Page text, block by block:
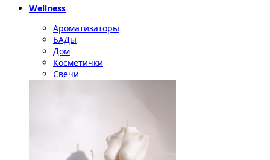
Wellness
Ароматизаторы
БАДы
Дом
Косметички
Свечи